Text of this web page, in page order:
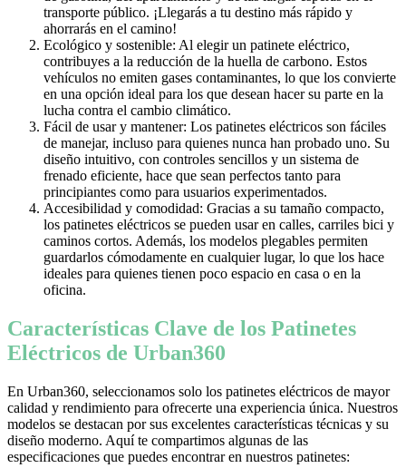
transporte público. ¡Llegarás a tu destino más rápido y
ahorrarás en el camino!
Ecológico y sostenible: Al elegir un patinete eléctrico,
contribuyes a la reducción de la huella de carbono. Estos
vehículos no emiten gases contaminantes, lo que los convierte
en una opción ideal para los que desean hacer su parte en la
lucha contra el cambio climático.
Fácil de usar y mantener: Los patinetes eléctricos son fáciles
de manejar, incluso para quienes nunca han probado uno. Su
diseño intuitivo, con controles sencillos y un sistema de
frenado eficiente, hace que sean perfectos tanto para
principiantes como para usuarios experimentados.
Accesibilidad y comodidad: Gracias a su tamaño compacto,
los patinetes eléctricos se pueden usar en calles, carriles bici y
caminos cortos. Además, los modelos plegables permiten
guardarlos cómodamente en cualquier lugar, lo que los hace
ideales para quienes tienen poco espacio en casa o en la
oficina.
Características Clave de los Patinetes
Eléctricos de Urban360
En Urban360, seleccionamos solo los patinetes eléctricos de mayor
calidad y rendimiento para ofrecerte una experiencia única. Nuestros
modelos se destacan por sus excelentes características técnicas y su
diseño moderno. Aquí te compartimos algunas de las
especificaciones que puedes encontrar en nuestros patinetes: